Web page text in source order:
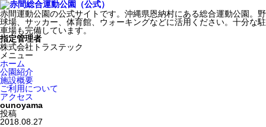
赤間運動公園の公式サイトです。沖縄県恩納村にある総合運動公園。野
球場、サッカー、体育館、ウォーキングなどに活用ください。十分な駐
車場も完備しています。
指定管理者
株式会社トラステック
メニュー
ホーム
公園紹介
施設概要
ご利用について
アクセス
ounoyama
投稿
2018.08.27